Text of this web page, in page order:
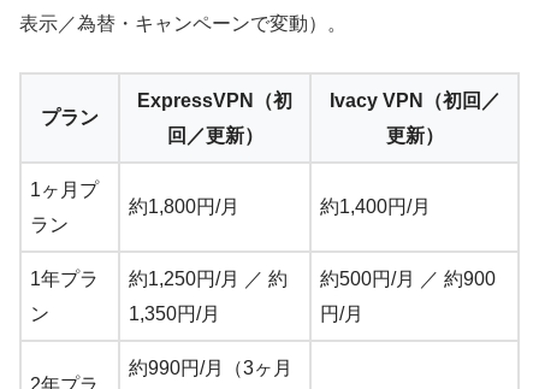
表示／為替・キャンペーンで変動）。
プラン
ExpressVPN（初
回／更新）
Ivacy VPN（初回／
更新）
1ヶ月プ
ラン
約1,800円/月 約1,400円/月
1年プラ
ン
約1,250円/月 ／ 約
1,350円/月
約500円/月 ／ 約900
円/月
約990円/月（3ヶ月